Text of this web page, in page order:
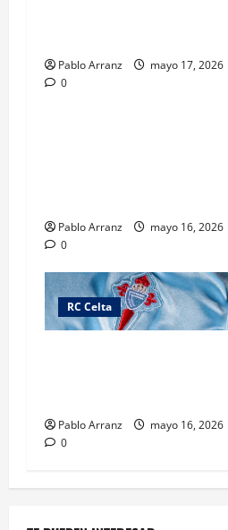
Pablo Arranz
mayo 17, 2026
0
Pablo Arranz
mayo 16, 2026
0
RC Celta
Pablo Arranz
mayo 16, 2026
0